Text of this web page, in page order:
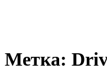
Метка: